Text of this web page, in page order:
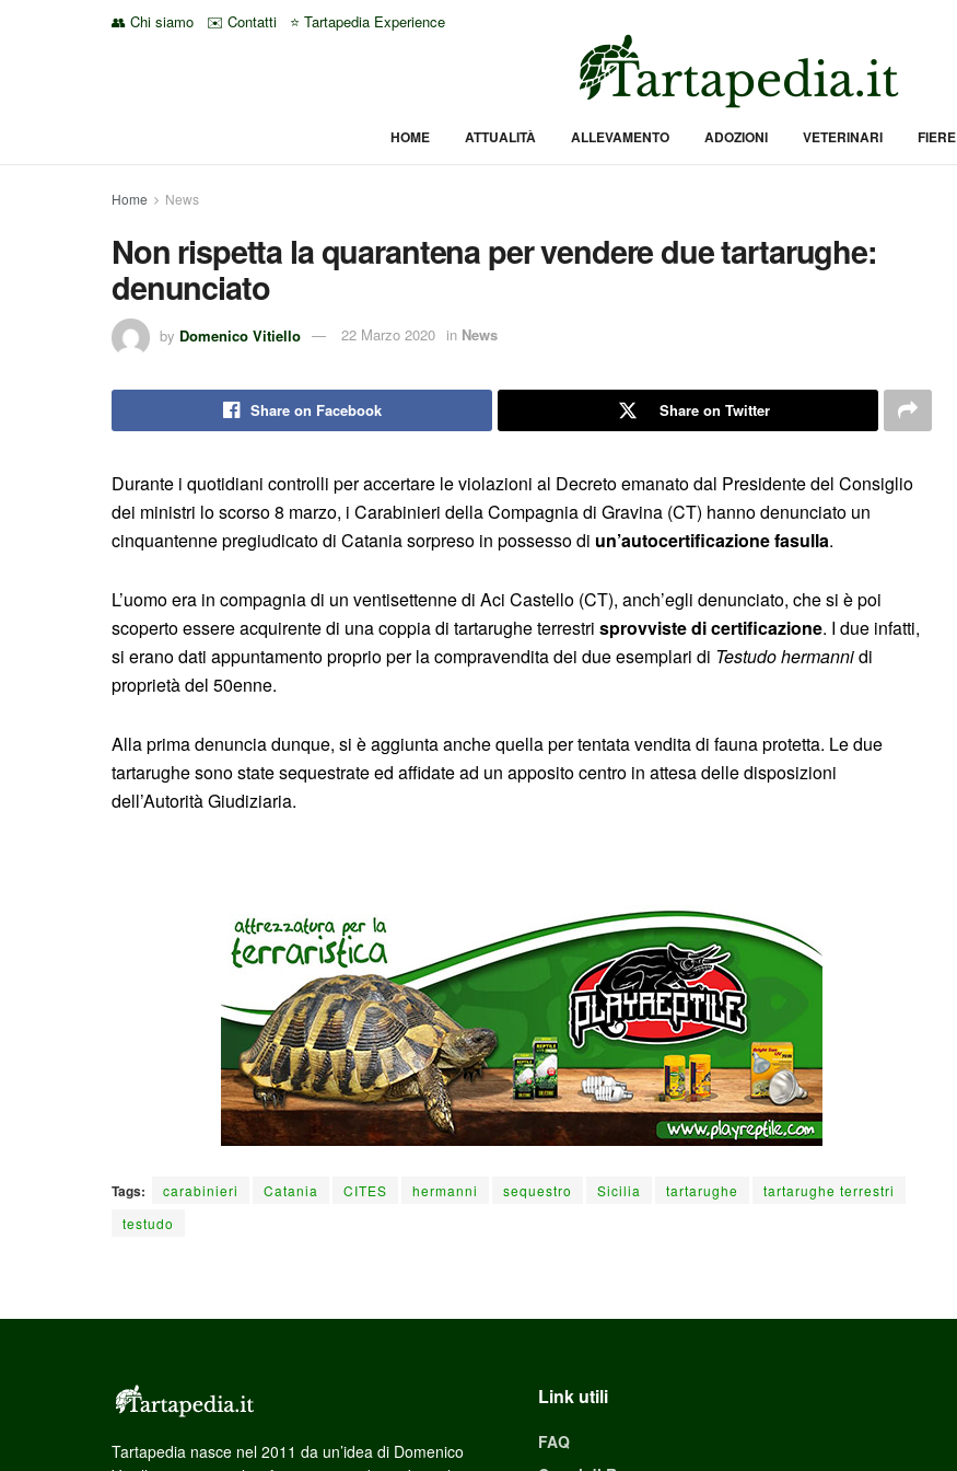
👥 Chi siamo ✉️ Contatti ⭐ Tartapedia Experience
HOME ATTUALITÀ ALLEVAMENTO ADOZIONI VETERINARI FIERE
Home News
Non rispetta la quarantena per vendere due tartarughe:
denunciato
by Domenico Vitiello 22 Marzo 2020 in News
Share on Facebook Share on Twitter
Durante i quotidiani controlli per accertare le violazioni al Decreto emanato dal Presidente del Consiglio
dei ministri lo scorso 8 marzo, i Carabinieri della Compagnia di Gravina (CT) hanno denunciato un
cinquantenne pregiudicato di Catania sorpreso in possesso di un’autocertificazione fasulla.
L’uomo era in compagnia di un ventisettenne di Aci Castello (CT), anch’egli denunciato, che si è poi
scoperto essere acquirente di una coppia di tartarughe terrestri sprovviste di certificazione. I due infatti,
si erano dati appuntamento proprio per la compravendita dei due esemplari di Testudo hermannidi
proprietà del 50enne.
Alla prima denuncia dunque, si è aggiunta anche quella per tentata vendita di fauna protetta. Le due
tartarughe sono state sequestrate ed affidate ad un apposito centro in attesa delle disposizioni
dell’Autorità Giudiziaria.
Tags: carabinieri Catania CITES hermanni sequestro Sicilia tartarughe
tartarughe terrestri
testudo
Tartapedia nasce nel 2011 da un’idea di Domenico
Link utili
FAQ